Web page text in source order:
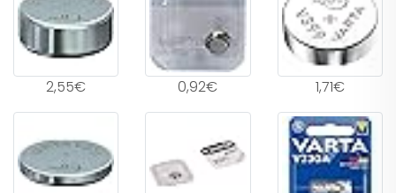
2,55€ 0,92€ 1,71€